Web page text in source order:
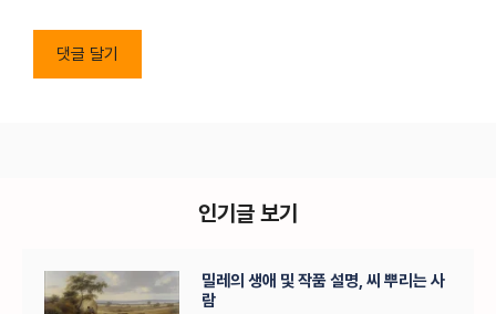
인기글 보기
밀레의 생애 및 작품 설명, 씨 뿌리는 사
람